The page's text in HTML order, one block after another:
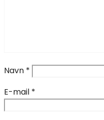
Navn *
E-mail *